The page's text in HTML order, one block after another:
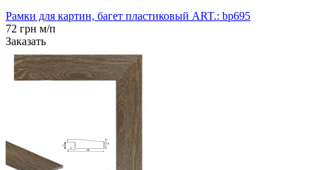
Рамки для картин, багет пластиковый ART.: bp695
72 грн м/п
Заказать